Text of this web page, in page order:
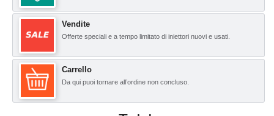
Vendite
Offerte speciali e a tempo limitato di iniettori nuovi e usati.
Carrello
Da qui puoi tornare all’ordine non concluso.